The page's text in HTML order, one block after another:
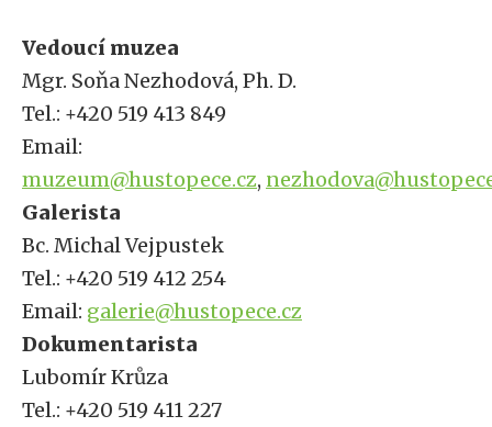
Vedoucí muzea
Mgr. Soňa Nezhodová, Ph. D.
Tel.: +420 519 413 849
Email:
muzeum@hustopece.cz,
Galerista
Bc. Michal Vejpustek
Tel.: +420 519 412 254
Email: galerie@hustopece.cz
Dokumentarista
Lubomír Krůza
Tel.: +420 519 411 227